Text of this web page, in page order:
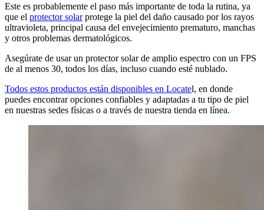
Este es probablemente el paso más importante de toda la rutina, ya
que el protector solarprotege la piel del daño causado por los rayos
ultravioleta, principal causa del envejecimiento prematuro, manchas
y otros problemas dermatológicos.
Asegúrate de usar un protector solar de amplio espectro con un FPS
de al menos 30, todos los días, incluso cuando esté nublado.
Todos estos productos están disponibles en Locatel, en donde
puedes encontrar opciones confiables y adaptadas a tu tipo de piel
en nuestras sedes físicas o a través de nuestra tienda en línea.